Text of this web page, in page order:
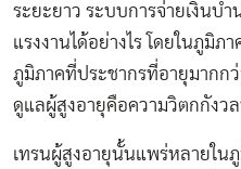
ระยะยาว ระบบการจ่ายเงินบ
แรงงานได้อย่างไร โดยในภูมิ
ภูมิภาคที่ประชากรที่อายุมากก
ดูแลผู้สูงอายุคือความวิตกกังว
เทรนผู้สูงอายุนั้นแพร่หลายใน